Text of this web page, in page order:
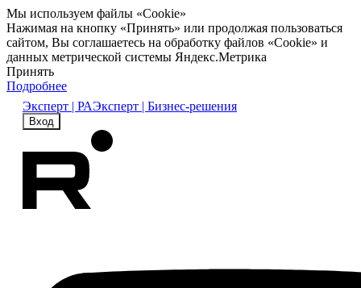
Мы используем файлы «Cookie»
Нажимая на кнопку «Принять» или продолжая пользоваться
сайтом, Вы соглашаетесь на обработку файлов «Cookie» и
данных метрической системы Яндекс.Метрика
Принять
Подробнее
Эксперт | РАЭксперт | Бизнес-решения
Вход